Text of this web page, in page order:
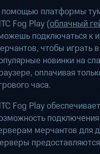
платформы
Fog Play (облачный
подключаться к
чтобы играть
новинки на
оплачивая
часа.
Fog Play
мерчантов для